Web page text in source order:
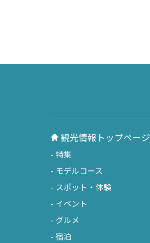
観光情報トップページ
特集
モデルコース
スポット・体験
イベント
グルメ
宿泊